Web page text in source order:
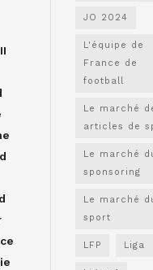
JO 2024
L'équipe de
France de
football
Le marché
articles de
Le marché
sponsoring
Le marché
sport
LFP Liga